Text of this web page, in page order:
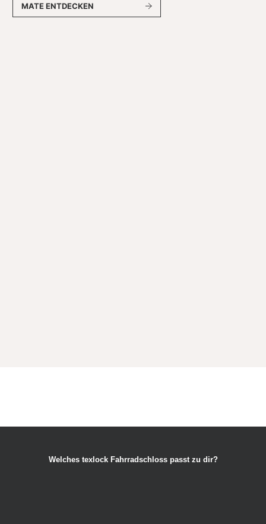
MATE ENTDECKEN
Welches texlock Fahrradschloss passt zu dir?